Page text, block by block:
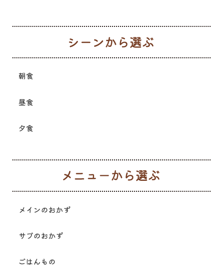
朝食
昼食
夕食
メインのおかず
サブのおかず
ごはんもの